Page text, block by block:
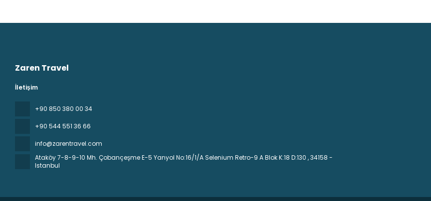
Zaren Travel
İletişim
+90 850 380 00 34
+90 544 551 36 66
info@zarentravel.com
Ataköy 7-8-9-10 Mh. Çobançeşme E-5 Yanyol No:16/1/A Selenium Retro-9 A Blok K:18 D:130 , 34158 -
Istanbul